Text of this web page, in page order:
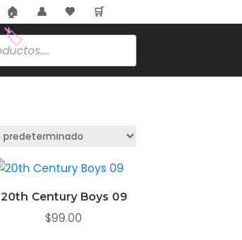
🏠 👤 🖤 🛒
20th Century Boys 09
$99.00